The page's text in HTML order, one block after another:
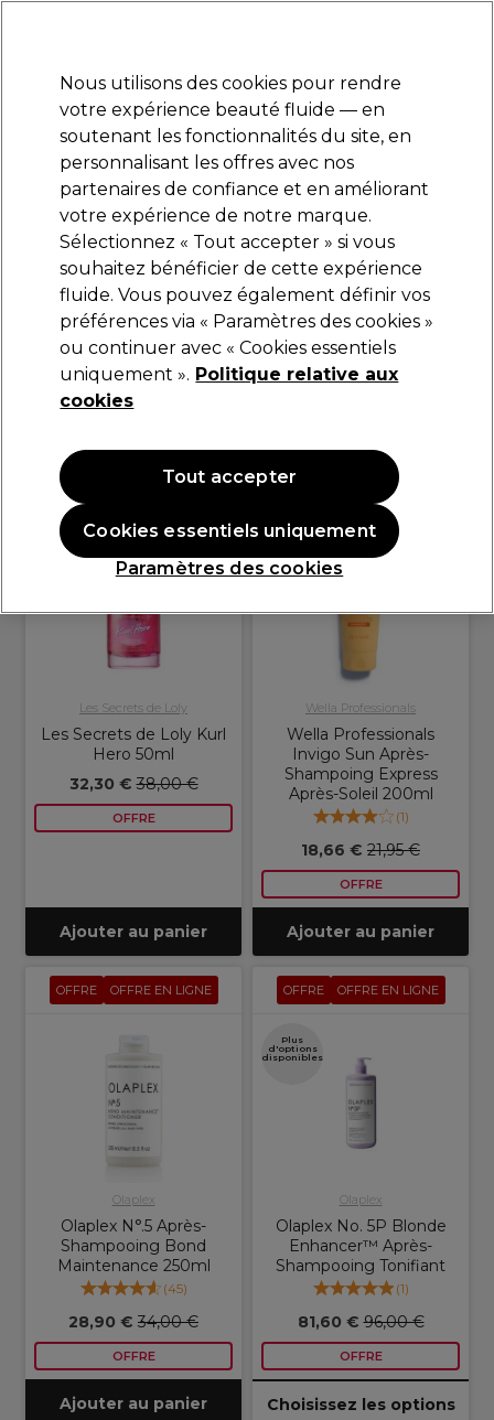
Se connecter
Marques Bons plans Coiffure Electro et Matériel
Coiffure Offres Coiffure Offres Soins Capillaires
Offres Soins Capillaires
Filters
OFFRE
Les Secrets de Loly
Les Secrets de Loly Kurl
Hero 50ml
32,30 €38,00 €
OFFRE
Ajouter au panier
OFFRE EN LIGNE
Wella Professionals
Wella Professionals
Invigo Sun Après-
Shampoing Express
Après-Soleil 200ml
(1)
18,66 € 21,95 €
OFFRE
Ajouter au panier
OFFRE OFFRE EN LIGNE
Olaplex
Olaplex N°.5 Après-
Shampooing Bond
Maintenance 250ml
(45)
28,90 € 34,00 €
OFFRE
Ajouter au panier
OFFRE OFFRE EN LIGNE
Plus
d'options
disponibles
Olaplex
Olaplex No. 5P Blonde
Enhancer™ Après-
Shampooing Tonifiant
(1)
81,60 €96,00 €
OFFRE
Choisissez les options
Nous utilisons des cookies pour rendre
votre expérience beauté fluide — en
soutenant les fonctionnalités du site, en
personnalisant les offres avec nos
partenaires de confiance et en améliorant
votre expérience de notre marque.
Sélectionnez « Tout accepter » si vous
souhaitez bénéficier de cette expérience
fluide. Vous pouvez également définir vos
préférences via « Paramètres des cookies »
ou continuer avec « Cookies essentiels
uniquement ». Politique relative aux
cookies
Paramètres des cookies
Cookies essentiels uniquement
Tout accepter